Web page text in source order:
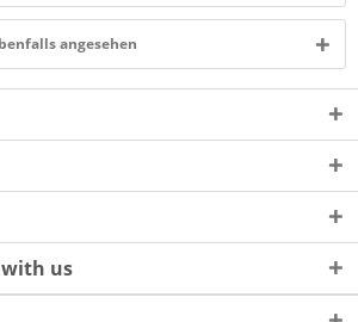
angesehen
us